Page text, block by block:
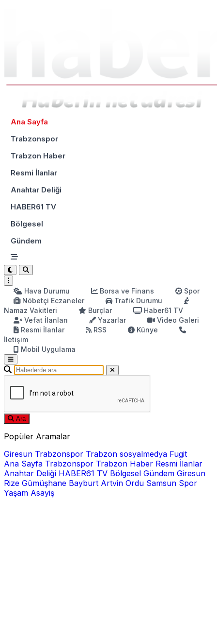
Ana Sayfa
Trabzonspor
Trabzon Haber
Resmi İlanlar
Anahtar Deliği
HABER61 TV
Bölgesel
Gündem
Hava Durumu Borsa ve Finans
Spor
Nöbetçi Eczaneler
Trafik Durumu
Namaz Vakitleri
Burçlar
Haber61 TV
Vefat İlanları
Yazarlar
Video Galeri
Resmi İlanlar
RSS
Künye
İletişim
Mobil Uygulama
Ara
Popüler Aramalar
Giresun Trabzonspor Trabzon sosyalmedya Fugit
Ana Sayfa Trabzonspor Trabzon Haber Resmi İlanlar
Anahtar Deliği HABER61 TV Bölgesel Gündem Giresun
Rize Gümüşhane Bayburt Artvin Ordu Samsun Spor
Yaşam Asayiş